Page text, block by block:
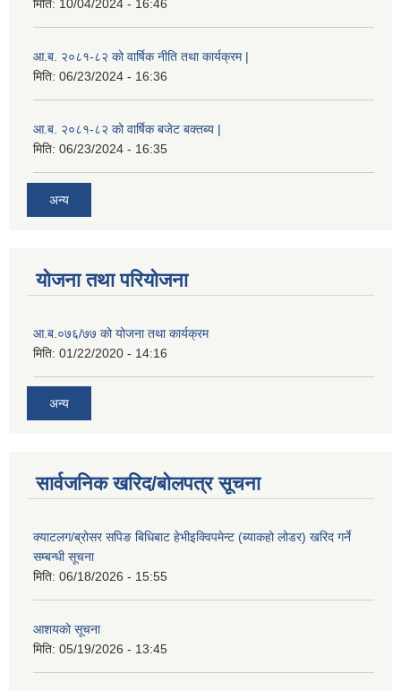
मिति: 10/04/2024 - 16:46
आ.ब. २०८१-८२ को वार्षिक नीति तथा कार्यक्रम |
मिति: 06/23/2024 - 16:36
आ.ब. २०८१-८२ को वार्षिक बजेट बक्तब्य |
मिति: 06/23/2024 - 16:35
अन्य
योजना तथा परियोजना
आ.ब.०७६/७७ को योजना तथा कार्यक्रम
मिति: 01/22/2020 - 14:16
अन्य
सार्वजनिक खरिद/बोलपत्र सूचना
क्याटलग/ब्रोसर सपिङ बिधिबाट हेभीइक्विपमेन्ट (ब्याकहो लोडर) खरिद गर्ने
सम्बन्धी सूचना
मिति: 06/18/2026 - 15:55
आशयको सूचना
मिति: 05/19/2026 - 13:45